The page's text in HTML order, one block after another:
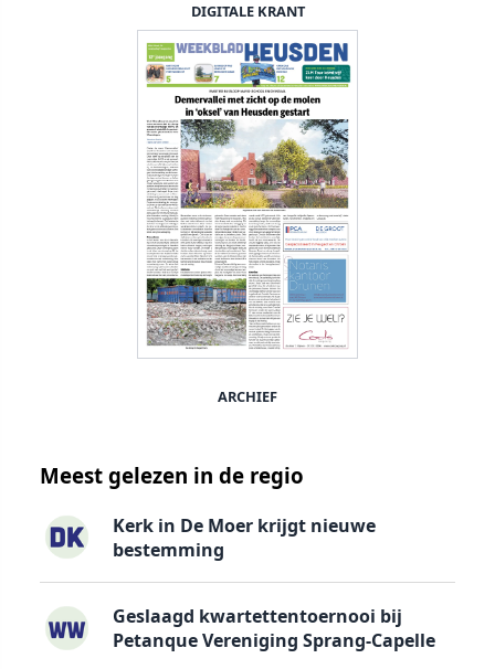
DIGITALE KRANT
ARCHIEF
Meest gelezen in de regio
Kerk in De Moer krijgt nieuwe
bestemming
Geslaagd kwartettentoernooi bij
Petanque Vereniging Sprang-Capelle